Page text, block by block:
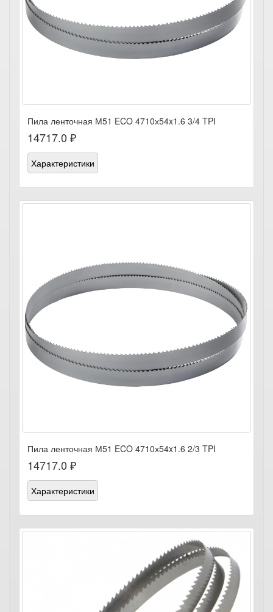
Пила ленточная М51 ECO 4710х54x1.6 3/4 TPI
14717.0 ₽
Характеристики
Пила ленточная М51 ECO 4710х54x1.6 2/3 TPI
14717.0 ₽
Характеристики